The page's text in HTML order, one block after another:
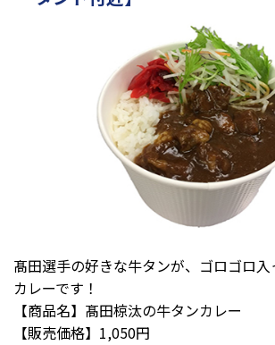
髙田選手の好きな牛タンが、ゴロゴロ
カレーです！
【商品名】髙田椋汰の牛タンカレー
【販売価格】1,050円